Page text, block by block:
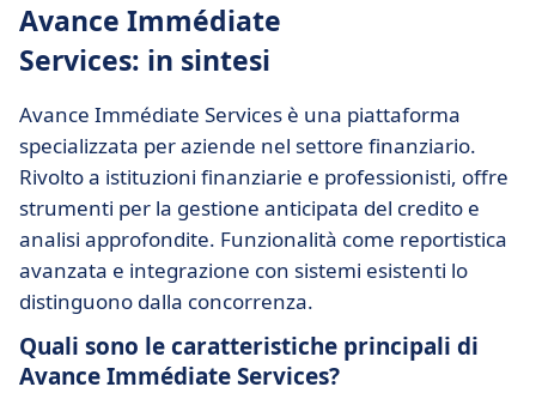
Avance Immédiate
Services: in sintesi
Avance Immédiate Services è una piattaforma
specializzata per aziende nel settore finanziario.
Rivolto a istituzioni finanziarie e professionisti, offre
strumenti per la gestione anticipata del credito e
analisi approfondite. Funzionalità come reportistica
avanzata e integrazione con sistemi esistenti lo
distinguono dalla concorrenza.
Quali sono le caratteristiche principali di
Avance Immédiate Services?